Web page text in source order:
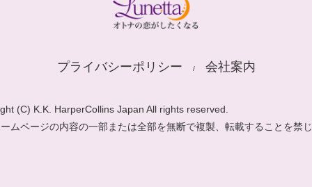
プライバシーポリシー 会社案内
(C) K.K. HarperCollins Japan All rights reserved.
ムページの内容の一部または全部を無断で複製、転載することを禁